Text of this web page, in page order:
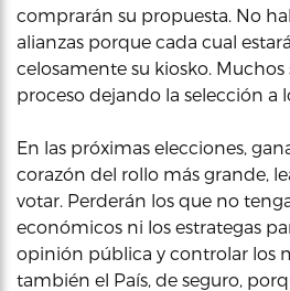
comprarán su propuesta. No
alianzas porque cada cual
celosamente su kiosko.
proceso dejando la selección a
En las próximas elecciones,
corazón del rollo más grande,
votar. Perderán los que no
económicos ni los estrategas
opinión pública y controlar los
también el País, de seguro,